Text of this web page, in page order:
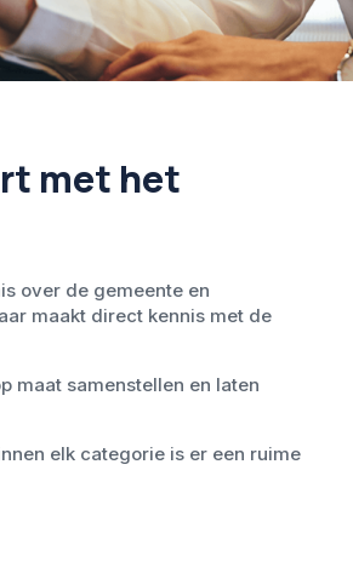
met het
over de gemeente en
maakt direct kennis met de
maat samenstellen en laten
elk categorie is er een ruime